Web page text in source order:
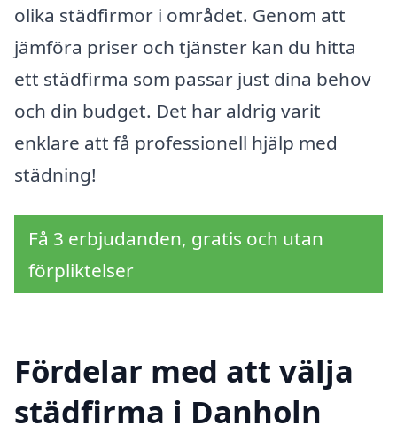
olika städfirmor i området. Genom att
jämföra priser och tjänster kan du hitta
ett städfirma som passar just dina behov
och din budget. Det har aldrig varit
enklare att få professionell hjälp med
städning!
Få 3 erbjudanden, gratis och utan
förpliktelser
Fördelar med att välja
städfirma i Danholn